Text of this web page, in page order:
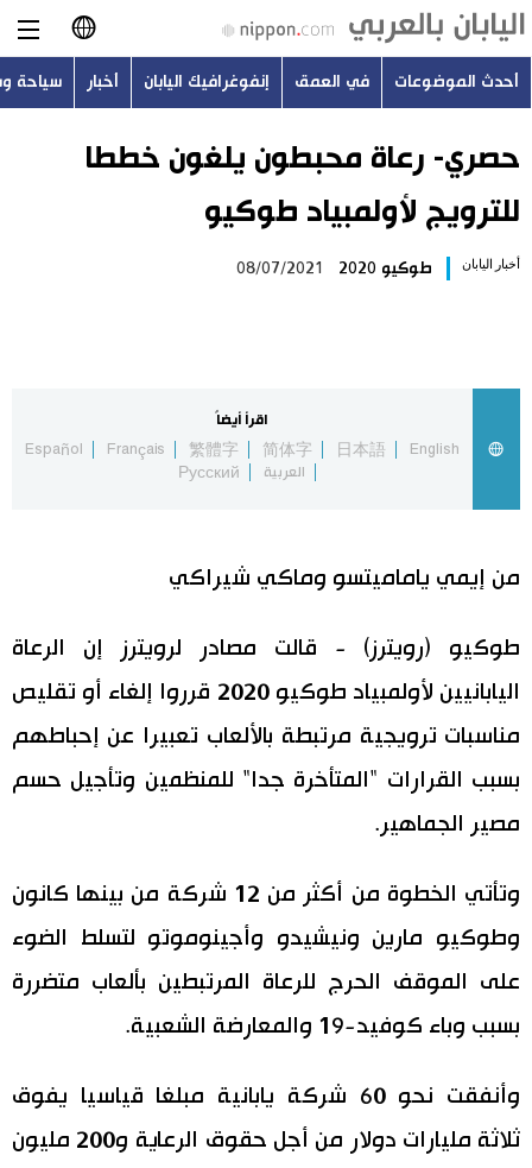
日本語
English
Русский
أحدث الموضوعات
اليابان في فيديو
مانغا وأنيمي
علوم وتكنولوجيا
الأقسام
صور
أشخاص
تجارب وآراء
سياسة
اقتصاد
الأكثر تفاعلا
اللغة اليابانية
موسوعة اليابان
المطبخ الياباني
أحدث الموضوعات في العمق إنفوغرافيك اليابان أخبار سياحة
حصري- رعاة محبطون يلغون خططا
للترويج لأولمبياد طوكيو
أخبار اليابان طوكيو 2020 08/07/2021
اقرأ أيضاً
English
日本語
简体字
繁體字
Français
Español
العربية
Русский
من إيمي ياماميتسو وماكي شيراكي
طوكيو (رويترز) - قالت مصادر لرويترز إن الرعاة
اليابانيين لأولمبياد طوكيو 2020 قرروا إلغاء أو تقليص
مناسبات ترويجية مرتبطة بالألعاب تعبيرا عن إحباطهم
بسبب القرارات "المتأخرة جدا" للمنظمين وتأجيل حسم
مصير الجماهير.
وتأتي الخطوة من أكثر من 12 شركة من بينها كانون
وطوكيو مارين ونيشيدو وأجينوموتو لتسلط الضوء
على الموقف الحرج للرعاة المرتبطين بألعاب متضررة
بسبب وباء كوفيد-19 والمعارضة الشعبية.
وأنفقت نحو 60 شركة يابانية مبلغا قياسيا يفوق
ثلاثة مليارات دولار من أجل حقوق الرعاية و200 مليون